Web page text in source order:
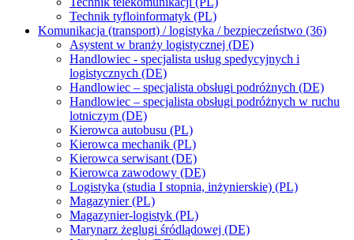
Technik tyfloinformatyk (PL)
Komunikacja (transport) / logistyka / bezpieczeństwo (36)
Asystent w branży logistycznej (DE)
Handlowiec - specjalista usług spedycyjnych i
logistycznych (DE)
Handlowiec – specjalista obsługi podróżnych (DE)
Handlowiec – specjalista obsługi podróżnych w ruchu
lotniczym (DE)
Kierowca autobusu (PL)
Kierowca mechanik (PL)
Kierowca serwisant (DE)
Kierowca zawodowy (DE)
Logistyka (studia I stopnia, inżynierskie) (PL)
Magazynier (PL)
Magazynier-logistyk (PL)
Marynarz żeglugi śródlądowej (DE)